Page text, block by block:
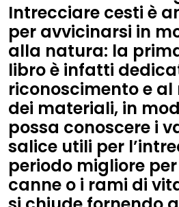
Intrecciare cesti è
per avvicinarsi in
alla natura: la
libro è infatti
riconoscimento e
dei materiali, in
possa conoscere i
salice utili per
periodo migliore
canne o i rami di